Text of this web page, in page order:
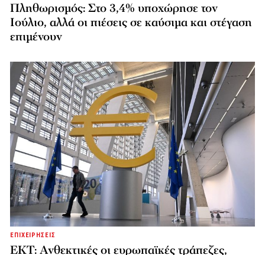
Πληθωρισμός: Στο 3,4% υποχώρησε τον
Ιούλιο, αλλά οι πιέσεις σε καύσιμα και στέγαση
επιμένουν
ΕΠΙΧΕΙΡΗΣΕΙΣ
ΕΚΤ: Ανθεκτικές οι ευρωπαϊκές τράπεζες,